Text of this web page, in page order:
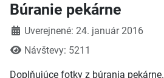
Búranie pekárne
DetailyUverejnené: 24. január 2016
Návštevy: 5211
Doplňujúce fotky z búrania pekárne.